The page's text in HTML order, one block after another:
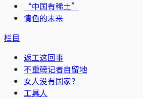
“中国有稀土”
情色的未来
栏目
返工这回事
不重磅记者自留地
女人没有国家？
工具人